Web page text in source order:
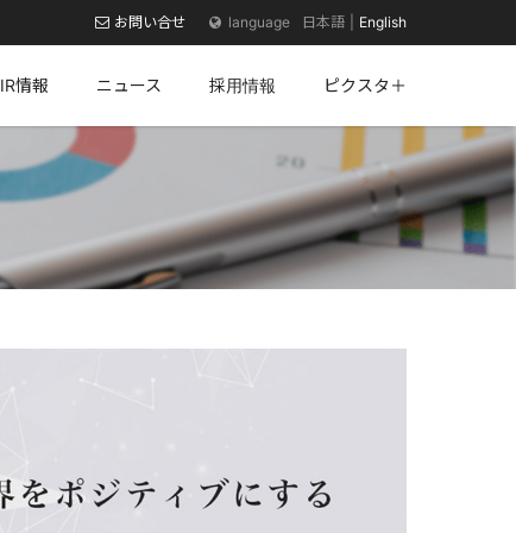
IR情報 ニュース 採用情報 ピクスタ＋
お問い合せ 日本語 English